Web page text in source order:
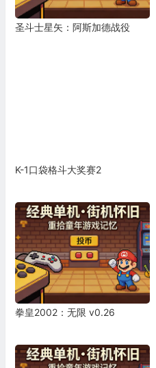
圣斗士星矢：阿斯加德战役
K-1口袋格斗大奖赛2
拳皇2002：无限 v0.26